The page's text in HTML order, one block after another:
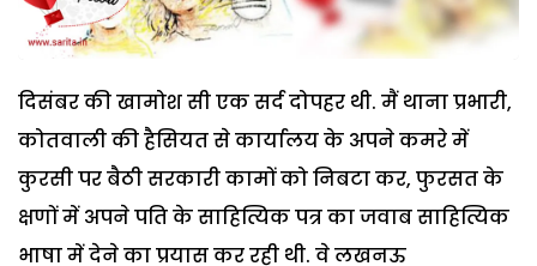
दिसंबर की खामोश सी एक सर्द दोपहर थी. मैं थाना प्रभारी,
कोतवाली की हैसियत से कार्यालय के अपने कमरे में
कुरसी पर बैठी सरकारी कामों को निबटा कर, फुरसत के
क्षणों में अपने पति के साहित्यिक पत्र का जवाब साहित्यिक
भाषा में देने का प्रयास कर रही थी. वे लखनऊ